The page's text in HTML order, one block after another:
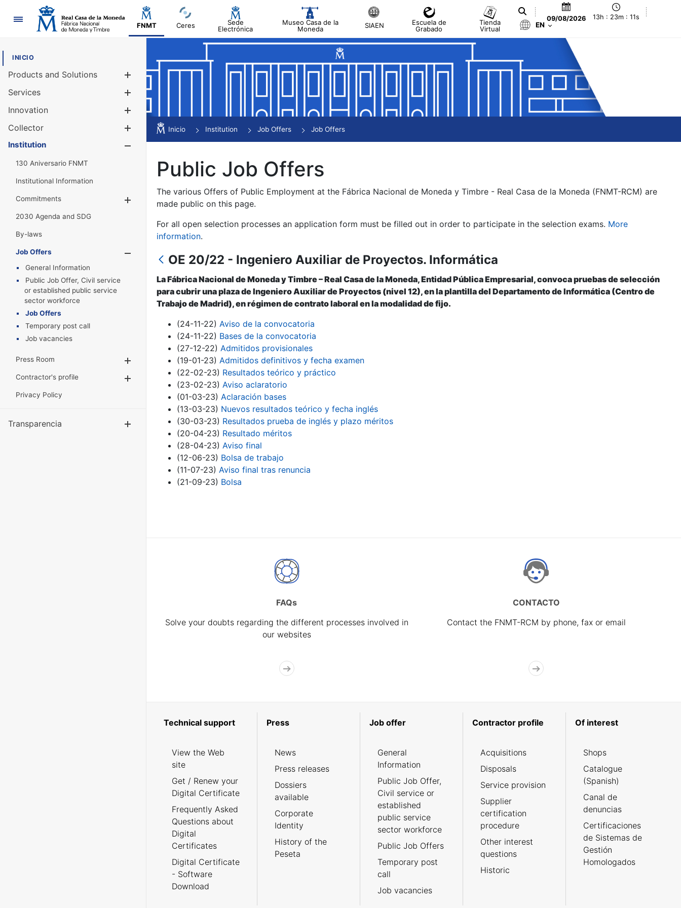
Navigation
FNMT Ceres
Sede
Electrónica
Museo Casa de la
Moneda
SIAEN
Escuela de
Grabado
Tienda
Virtual
09/08/2026 13h : 23m : 11s
EN
INICIO
Products and Solutions
Services
Innovation
Collector
Show/Hide
Institution
130 Aniversario FNMT
Institutional Information
Commitments
Show/Hide
2030 Agenda and SDG
By-laws
Job Offers
Show/Hide
General Information
Public Job Offer, Civil service
or established public service
sector workforce
Job Offers
Temporary post call
Job vacancies
Press Room
Show/Hide
Contractor's profile
Show/Hide
Privacy Policy
Transparencia Show/Hide
Inicio Institution Job Offers Job Offers
Public Job Offers
The various Offers of Public Employment at the Fábrica Nacional de Moneda y Timbre - Real Casa de la Moneda (FNMT-RCM) are
made public on this page.
For all open selection processes an application form must be filled out in order to participate in the selection exams. More
information.
OE 20/22 - Ingeniero Auxiliar de Proyectos. Informática
La Fábrica Nacional de Moneda y Timbre – Real Casa de la Moneda, Entidad Pública Empresarial, convoca pruebas de selección
para cubrir una plaza de Ingeniero Auxiliar de Proyectos (nivel 12), en la plantilla del Departamento de Informática (Centro de
Trabajo de Madrid), en régimen de contrato laboral en la modalidad de fijo.
(24-11-22) Aviso de la convocatoria
(24-11-22) Bases de la convocatoria
(27-12-22) Admitidos provisionales
(19-01-23) Admitidos definitivos y fecha examen
(22-02-23) Resultados teórico y práctico
(23-02-23) Aviso aclaratorio
(01-03-23) Aclaración bases
(13-03-23) Nuevos resultados teórico y fecha inglés
(30-03-23) Resultados prueba de inglés y plazo méritos
(20-04-23) Resultado méritos
(28-04-23) Aviso final
(12-06-23) Bolsa de trabajo
(11-07-23) Aviso final tras renuncia
(21-09-23) Bolsa
FAQs
Solve your doubts regarding the different processes involved in
our websites
CONTACTO
Contact the FNMT-RCM by phone, fax or email
Technical support
View the Web
site
Get / Renew your
Digital Certificate
Frequently Asked
Questions about
Digital
Certificates
Digital Certificate
- Software
Download
Press
News
Press releases
Dossiers
available
Corporate
Identity
History of the
Peseta
Job offer
General
Information
Public Job Offer,
Civil service or
established
public service
sector workforce
Public Job Offers
Temporary post
call
Job vacancies
Contractor profile
Acquisitions
Disposals
Service provision
Supplier
certification
procedure
Other interest
questions
Historic
Of interest
Shops
Catalogue
(Spanish)
Canal de
denuncias
Certificaciones
de Sistemas de
Gestión
Homologados